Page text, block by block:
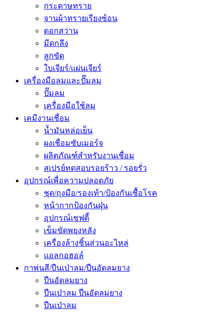
กระดาษทราย
จานผ้าทรายเรียงซ้อน
ดอกสว่าน
มีดกลึง
ลูกขัด
ใบเจียร์/แผ่นเจียร์
เครื่องมือลมและปั๊มลม
ปั๊มลม
เครื่องมือใช้ลม
เคมีงานเชื่อม
น้ำมันหล่อเย็น
ผงเชื่อมซับเมอร์จ
ผลิตภัณฑ์สำหรับงานเชื่อม
สเปรย์ทดสอบรอยร้าว / รอยรั่ว
อุปกรณ์เพื่อความปลอดภัย
ชุด/ถุงมือ/รองเท้า/ป้องกันเชื้อโรค
หน้ากากป้องกันฝุ่น
อุปกรณ์เซฟตี้
เข็มขัดพยุงหลัง
เครื่องล้างชิ้นส่วนอะไหล่
แอลกอฮอล์
กาพ่นสี/ปืนเป่าลม/ปืนอัดลมยาง
ปืนอัดลมยาง
ปืนเป่าลม ปืนอัดลมยาง
ปืนเป่าลม